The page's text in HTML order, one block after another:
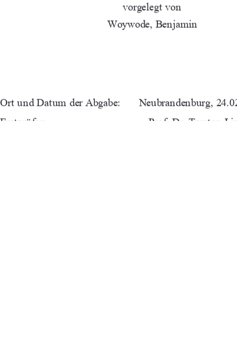
vorgelegt von
Woywode, Benjamin
Ort und Datum der Abgabe:       Neubrandenburg,
Erstprüfer:                                    Prof. Dr. Torsten